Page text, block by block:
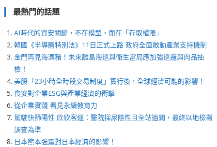
最熱門的話題
AI時代的資安關鍵，不在模型，而在「存取權限」
韓國《半導體特別法》11日正式上路 政府全面啟動產業支持機制
金門再見海漂豬！未來離島海巡與衛生當局應加強巡邏與肉品抽
檢！
美股「23小時全時段交易制度」實行後，全球經濟可能的影響！
食安對企業ESG與產業經濟的衝擊
從企業實踐 看見永續教育力
駕駛快篩陽性 欣欣客運：醫院採尿陰性且全站過關，最終以地檢署
調查為準
日本熊本強震對日本經濟的影響！